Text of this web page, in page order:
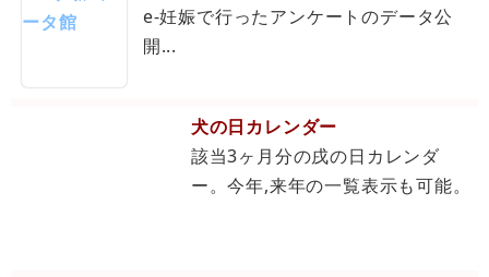
e-妊娠で行ったアンケートのデータ公
開...
犬の日カレンダー
該当3ヶ月分の戌の日カレンダ
ー。今年,来年の一覧表示も可能。